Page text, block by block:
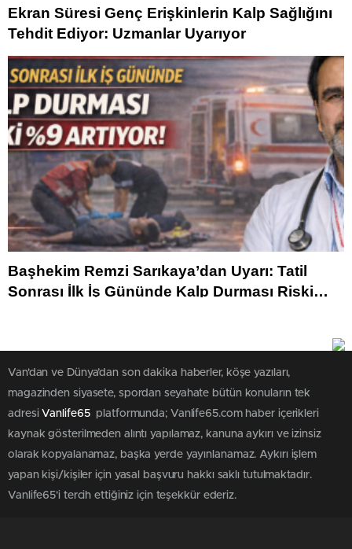
Ekran Süresi Genç Erişkinlerin Kalp Sağlığını
Tehdit Ediyor: Uzmanlar Uyarıyor
Başhekim Remzi Sarıkaya’dan Uyarı: Tatil
Sonrası İlk İş Gününde Kalp Durması Riski
Van'dan ve Dünya’dan son dakika haberler, köşe yazıları,
magazinden siyasete, spordan seyahate bütün konuların tek
adresi Vanlife65 platformunda; Vanlife65.com haber içerikleri
kaynak gösterilmeden alıntı yapılamaz, kanuna aykırı ve izinsiz
olarak kopyalanamaz, başka yerde yayınlanamaz. Aykırı işlem
yapan kişi/kişiler için yasal başvuru hakkı saklı tutulmaktadır.
Vanlife65'i tercih ettiğiniz için teşekkür ederiz.